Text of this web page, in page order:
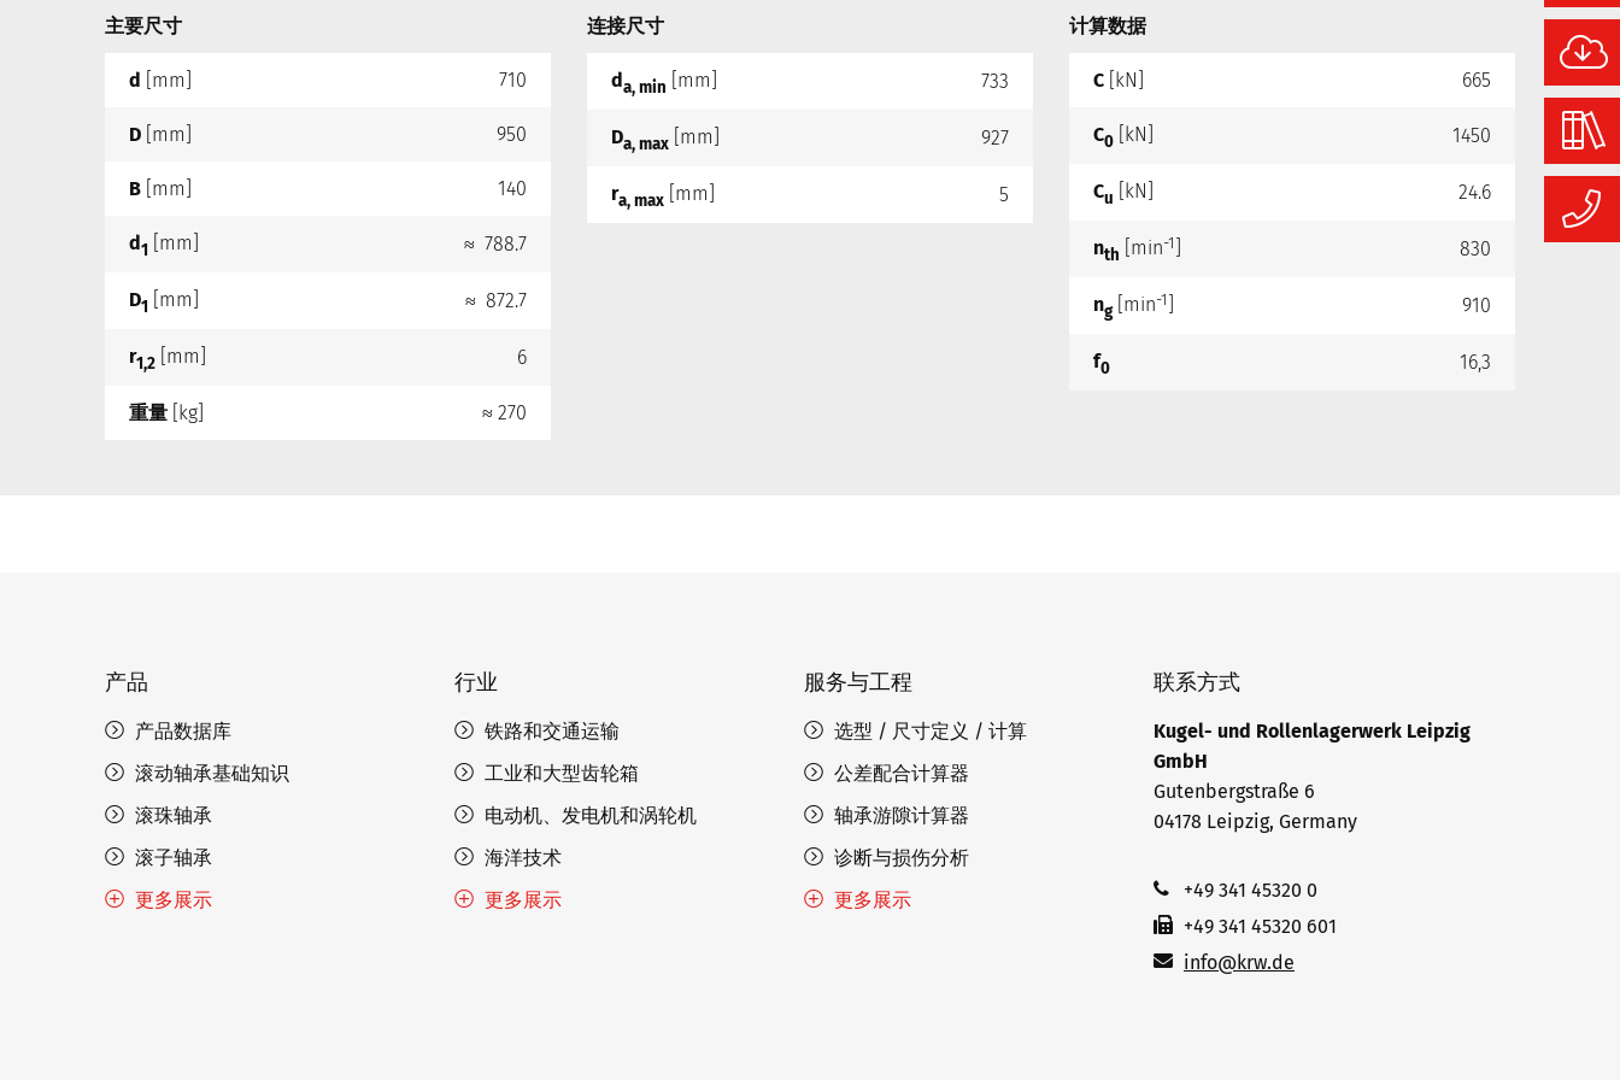
主要尺寸
d [mm] 710
D [mm] 950
B [mm] 140
d1 [mm] ≈ 788.7
D1 [mm] ≈ 872.7
r1,2 [mm] 6
重量 [kg] ≈ 270
连接尺寸
da, min [mm] 733
Da, max [mm] 927
ra, max [mm] 5
计算数据
C [kN] 665
C0 [kN] 1450
Cu [kN] 24.6
nth [min-1 830
ng[min-1 910
f0 16,3
产品
产品数据库
滚动轴承基础知识
滚珠轴承
滚子轴承
更多展示
行业
铁路和交通运输
工业和大型齿轮箱
电动机、发电机和涡轮机
海洋技术
更多展示
服务与工程
选型 / 尺寸定义 / 计算
公差配合计算器
轴承游隙计算器
诊断与损伤分析
更多展示
联系方式
Kugel- und Rollenlagerwerk Leipzig
GmbH
Gutenbergstraße 6
04178 Leipzig, Germany
+49 341 45320 0
+49 341 45320 601
info@krw.de